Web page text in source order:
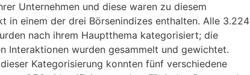
Unternehmen und diese waren zu diesem
in einem der drei Börsenindizes enthalten. Alle 3.224
nach ihrem Hauptthema kategorisiert; die
Interaktionen wurden gesammelt und gewichtet.
Kategorisierung konnten fünf verschiedene